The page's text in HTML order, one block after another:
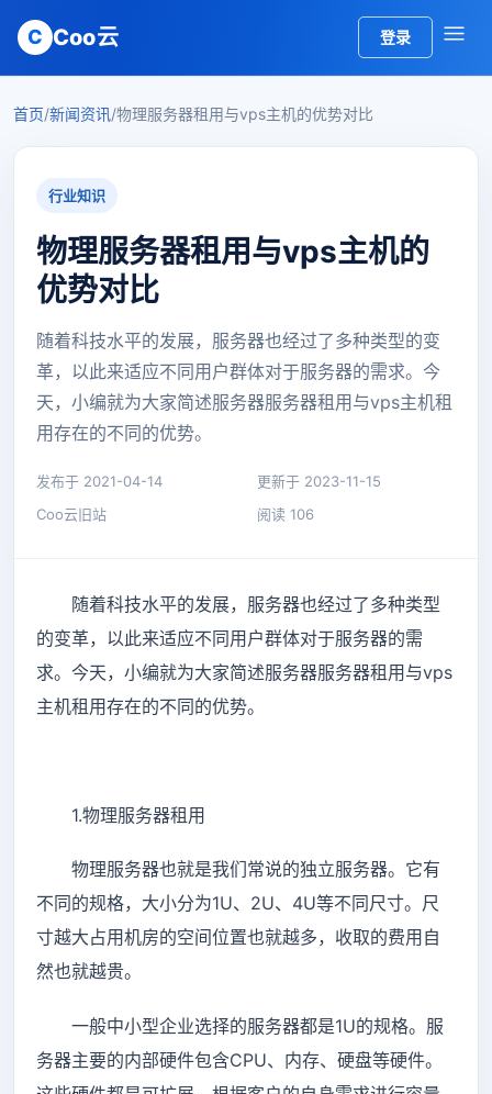
C Coo云 登录
首页/新闻资讯/物理服务器租用与vps主机的优势对比
行业知识
物理服务器租用与vps主机的
优势对比
随着科技水平的发展，服务器也经过了多种类型的变
革，以此来适应不同用户群体对于服务器的需求。今
天，小编就为大家简述服务器服务器租用与vps主机租
用存在的不同的优势。
发布于 2021-04-14
更新于 2023-11-15
Coo云旧站
阅读 106
随着科技水平的发展，服务器也经过了多种类型
的变革，以此来适应不同用户群体对于服务器的需
求。今天，小编就为大家简述服务器服务器租用与vps
主机租用存在的不同的优势。
1.物理服务器租用
物理服务器也就是我们常说的独立服务器。它有
不同的规格，大小分为1U、2U、4U等不同尺寸。尺
寸越大占用机房的空间位置也就越多，收取的费用自
然也就越贵。
一般中小型企业选择的服务器都是1U的规格。服
务器主要的内部硬件包含CPU、内存、硬盘等硬件。